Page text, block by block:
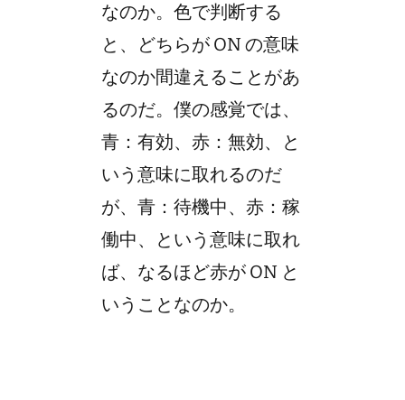
なのか。色で判断する
と、どちらが ON の意味
なのか間違えることがあ
るのだ。僕の感覚では、
青：有効、赤：無効、と
いう意味に取れるのだ
が、青：待機中、赤：稼
働中、という意味に取れ
ば、なるほど赤が ON と
いうことなのか。